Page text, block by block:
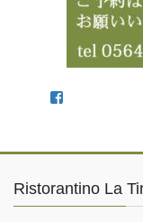
Ristorantino La